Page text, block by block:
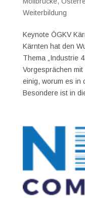
Weiterbildung
Keynote ÖGKV
Kärnten hat den
Thema „Industrie
Vorgesprächen
einig, worum es in
Besondere ist in